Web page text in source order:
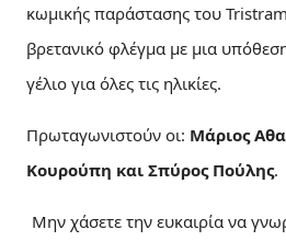
κωμικής παράστασης του
βρετανικό φλέγμα με μια
γέλιο για όλες τις ηλικίες.
Πρωταγωνιστούν οι: Μάριος
Κουρούπη και Σπύρος Πούλης.
Μην χάσετε την ευκαιρία να